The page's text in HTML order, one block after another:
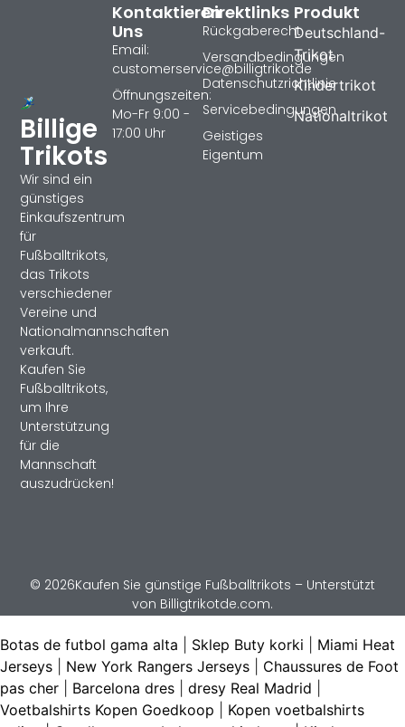
Billige
Trikots
Wir sind ein
günstiges
Einkaufszentrum
für
Fußballtrikots,
das Trikots
verschiedener
Vereine und
Nationalmannschaften
verkauft.
Kaufen Sie
Fußballtrikots,
um Ihre
Unterstützung
für die
Mannschaft
auszudrücken!
Produkt
Deutschland-
Trikot
Kindertrikot
Nationaltrikot
Direktlinks
Rückgaberecht
Versandbedingungen
Datenschutzrichtlinie
Servicebedingungen
Geistiges
Eigentum
Kontaktieren
Uns
Email:
customerservice@billigtrikotde
Öffnungszeiten:
Mo-Fr 9:00 -
17:00 Uhr
© 2026Kaufen Sie günstige Fußballtrikots – Unterstützt
von Billigtrikotde.com.
Botas de futbol gama alta Sklep Buty korki
Miami Heat
Jerseys
New York Rangers Jerseys
Chaussures de Foot
pas cher
Barcelona dres dresy Real Madrid
Voetbalshirts Kopen Goedkoop
Kopen voetbalshirts